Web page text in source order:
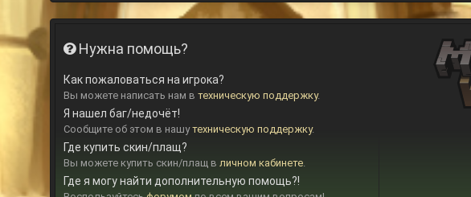
Нужна помощь?
Как пожаловаться на игрока?
Вы можете написать нам в техническую поддержку.
Я нашел баг/недочёт!
Сообщите об этом в нашутехническую поддержку.
Где купить скин/плащ?
Вы можете купить скин/плащ в личном кабинете.
Где я могу найти дополнительную помощь?!